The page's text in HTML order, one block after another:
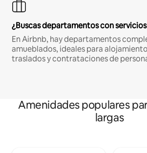
¿Buscas departamentos con
En Airbnb, hay departamentos
amueblados, ideales para
traslados y contrataciones de
Amenidades populares
largas